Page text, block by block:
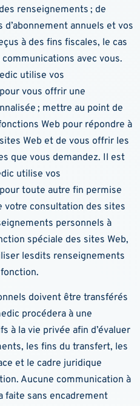
renseignements ; de
annuels et vos
à des fins fiscales, le cas
avec vous.
utilise vos
vous offrir une
; mettre au point de
Web pour répondre à
Web et de vous offrir les
que vous demandez. Il est
utilise vos
toute autre fin permise
votre consultation des sites
personnels à
spéciale des sites Web,
lesdits renseignements
doivent être transférés
procédera à une
à la vie privée afin d’évaluer
les fins du transfert, les
et le cadre juridique
Aucune communication à
faite sans encadrement